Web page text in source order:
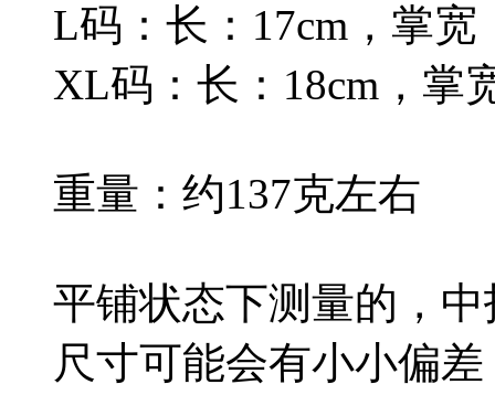
L码：长：17cm，掌宽
XL码：长：18cm，掌
重量：约137克左右
平铺状态下测量的，
尺寸可能会有小小偏